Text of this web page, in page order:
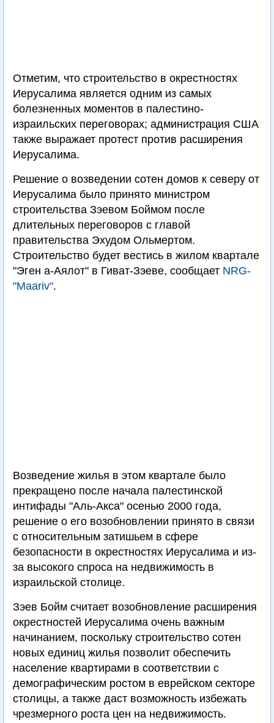
Отметим, что строительство в окрестностях
Иерусалима является одним из самых
болезненных моментов в палестино-
израильских переговорах; администрация США
также выражает протест против расширения
Иерусалима.
Решение о возведении сотен домов к северу от
Иерусалима было принято министром
строительства Зэевом Боймом после
длительных переговоров с главой
правительства Эхудом Ольмертом.
Строительство будет вестись в жилом квартале
"Эген а-Аялот" в Гиват-Зэеве, сообщает NRG-
"Maariv".
Возведение жилья в этом квартале было
прекращено после начала палестинской
интифады "Аль-Акса" осенью 2000 года,
решение о его возобновлении принято в связи
с относительным затишьем в сфере
безопасности в окрестностях Иерусалима и из-
за высокого спроса на недвижимость в
израильской столице.
Зэев Бойм считает возобновление расширения
окрестностей Иерусалима очень важным
начинанием, поскольку строительство сотен
новых единиц жилья позволит обеспечить
население квартирами в соответствии с
демографическим ростом в еврейском секторе
столицы, а также даст возможность избежать
чрезмерного роста цен на недвижимость.